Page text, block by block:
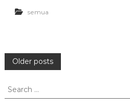
L
k
semua
P
o
Older posts
S